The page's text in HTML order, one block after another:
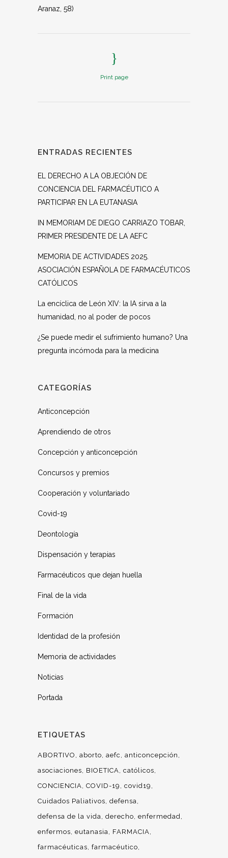
Aranaz, 58)
Print page
ENTRADAS RECIENTES
EL DERECHO A LA OBJECIÓN DE
CONCIENCIA DEL FARMACÉUTICO A
PARTICIPAR EN LA EUTANASIA
IN MEMORIAM DE DIEGO CARRIAZO TOBAR,
PRIMER PRESIDENTE DE LA AEFC
MEMORIA DE ACTIVIDADES 2025.
ASOCIACIÓN ESPAÑOLA DE FARMACÉUTICOS
CATÓLICOS
La encíclica de León XIV: la IA sirva a la
humanidad, no al poder de pocos
¿Se puede medir el sufrimiento humano? Una
pregunta incómoda para la medicina
CATEGORÍAS
Anticoncepción
Aprendiendo de otros
Concepción y anticoncepción
Concursos y premios
Cooperación y voluntariado
Covid-19
Deontología
Dispensación y terapias
Farmacéuticos que dejan huella
Final de la vida
Formación
Identidad de la profesión
Memoria de actividades
Noticias
Portada
ETIQUETAS
ABORTIVO aborto aefc
anticoncepción
asociaciones
BIOETICA católicos
CONCIENCIA COVID-19
covid19
Cuidados Paliativos defensa
defensa de la vida derecho enfermedad
enfermos eutanasia
FARMACIA
farmacéuticas farmacéutico